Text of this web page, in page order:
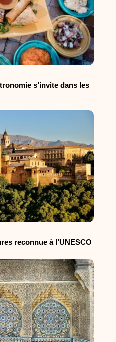
s’invite dans les
reconnue à l’UNESCO